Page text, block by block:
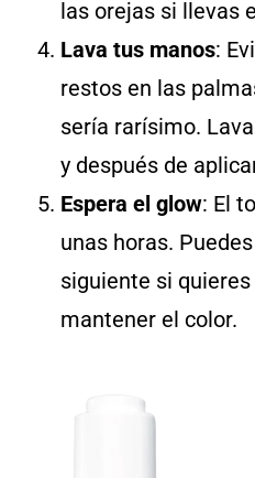
las orejas si llevas
Lava tus manos:
restos en las
sería rarísimo.
y después de
Espera el glow: El
unas horas.
siguiente si
mantener el color.